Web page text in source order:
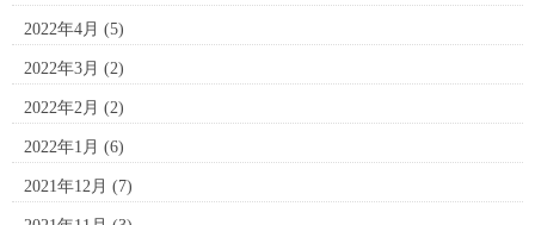
2022年4月 (5)
2022年3月 (2)
2022年2月 (2)
2022年1月 (6)
2021年12月 (7)